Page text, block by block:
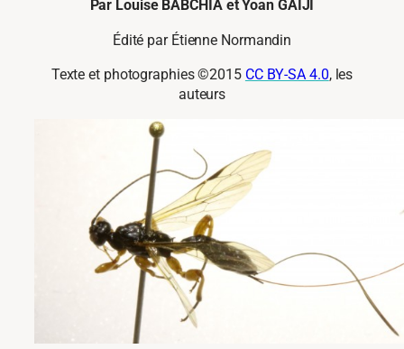
Par Louise BABCHIA et Yoan GAIJI
Édité par Étienne Normandin
Texte et photographies ©2015 CC BY-SA 4.0, les
auteurs